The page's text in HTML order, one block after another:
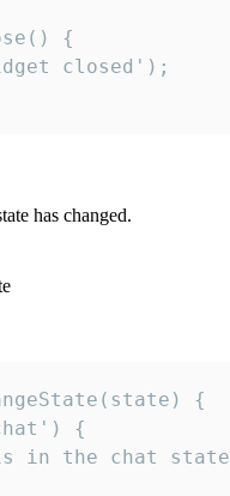
{
closed');
has changed.
{
{
in the chat state